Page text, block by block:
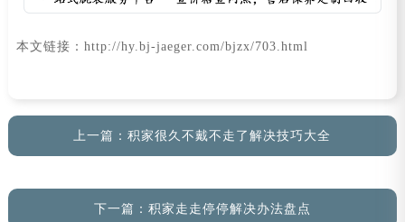
本文链接：http://hy.bj-jaeger.com/bjzx/703.html
上一篇：积家很久不戴不走了解决技巧大全
下一篇： 积家走走停停解决办法盘点